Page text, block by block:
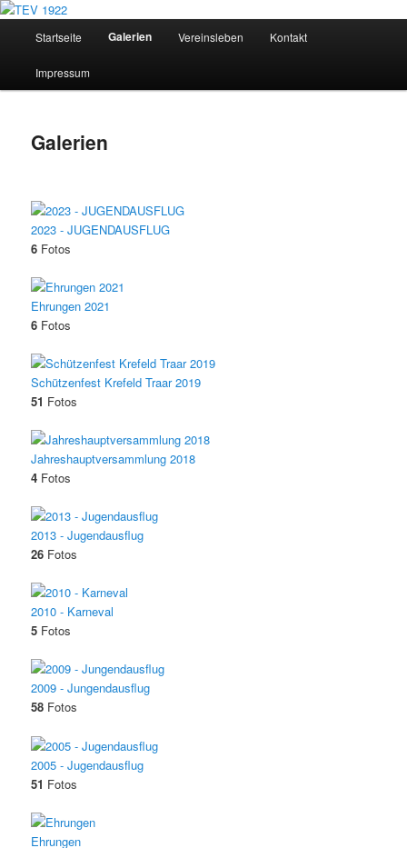
Zum
wechseln
TEV 1922
Trommlercorps Einigkeit Vinkrath
Startseite Galerien Vereinsleben Kontakt
Impressum
Galerien
2023 - JUGENDAUSFLUG
6 Fotos
Ehrungen 2021
6 Fotos
Schützenfest Krefeld Traar 2019
51 Fotos
Jahreshauptversammlung 2018
4 Fotos
2013 - Jugendausflug
26 Fotos
2010 - Karneval
5 Fotos
2009 - Jungendausflug
58 Fotos
2005 - Jugendausflug
51 Fotos
Ehrungen